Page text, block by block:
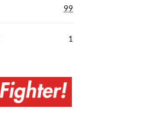
99
1